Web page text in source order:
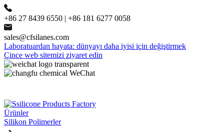
+86 27 8439 6550 | +86 181 6277 0058
sales@cfsilanes.com
Laboratuardan hayata: dünyayı daha iyisi için değiştirmek
Çince web sitemizi ziyaret edin
Ürünler
Silikon Polimerler